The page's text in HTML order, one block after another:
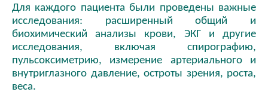
Для каждого пациента были проведены важные
исследования: расширенный общий и
биохимический анализы крови, ЭКГ и другие
исследования, включая спирографию,
пульсоксиметрию, измерение артериального и
внутриглазного давление, остроты зрения, роста,
веса.